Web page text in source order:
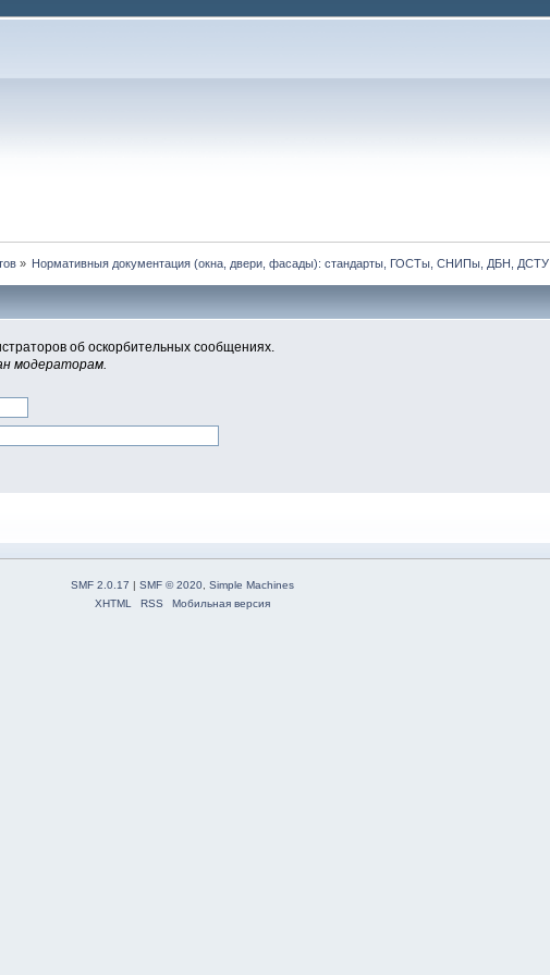
» Нормативныя документация (окна, двери, фасады): стандарты, ГОСТы, СНИПы, ДБН, ДСТУ
об оскорбительных сообщениях.
модераторам.
SMF 2.0.17 | SMF © 2020, Simple Machines
XHTML
RSS Мобильная версия